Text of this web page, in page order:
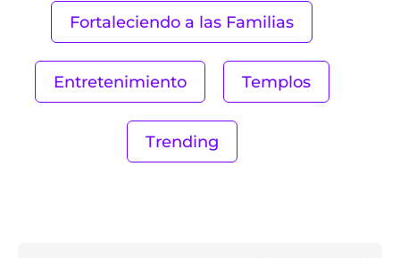
Fortaleciendo a las Familias
Entretenimiento Templos
Trending